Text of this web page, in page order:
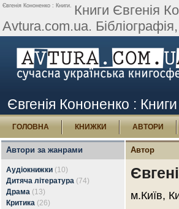
Євгенія Кононенко : Книги. Книги Євгенія
Avtura.com.ua. Бібліографія,
Євгенія Кононенко : Книги
ГОЛОВНА КНИЖКИ АВТОРИ
Автори за жанрами
Аудіокнижки (10)
Дитяча література (74)
Драма (13)
Критика (26)
Автор
м.Київ,